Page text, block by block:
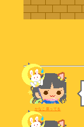
かなこ腐ってる